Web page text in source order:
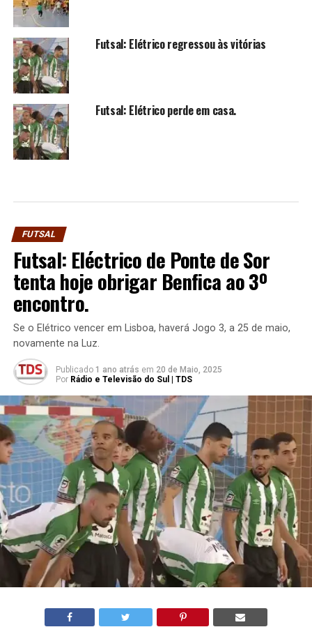
Futsal: Elétrico regressou às vitórias
Futsal: Elétrico perde em casa.
FUTSAL
Futsal: Eléctrico de Ponte de Sor
tenta hoje obrigar Benfica ao 3º
encontro.
Se o Elétrico vencer em Lisboa, haverá Jogo 3, a 25 de maio,
novamente na Luz.
Publicado 1 ano atrás em 20 de Maio, 2025
Por Rádio e Televisão do Sul | TDS